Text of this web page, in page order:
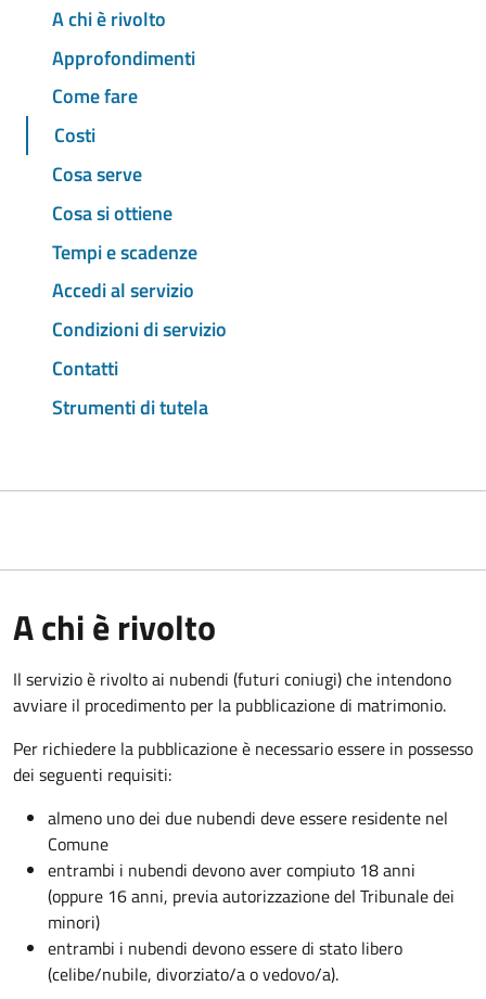
A chi è rivolto
Approfondimenti
Come fare
Costi
Cosa serve
Cosa si ottiene
Tempi e scadenze
Accedi al servizio
Condizioni di servizio
Contatti
Strumenti di tutela
A chi è rivolto
Il servizio è rivolto ai nubendi (futuri coniugi) che intendono
avviare il procedimento per la pubblicazione di matrimonio.
Per richiedere la pubblicazione è necessario essere in possesso
dei seguenti requisiti:
almeno uno dei due nubendi deve essere residente nel
Comune
entrambi i nubendi devono aver compiuto 18 anni
(oppure 16 anni, previa autorizzazione del Tribunale dei
minori)
entrambi i nubendi devono essere di stato libero
(celibe/nubile, divorziato/a o vedovo/a).